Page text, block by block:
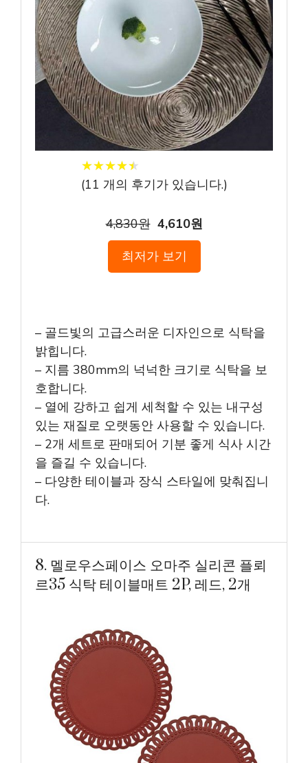
★★★★★
★★★★★
(11 개의 후기가 있습니다.)
4,830원 4,610원
최저가 보기
– 골드빛의 고급스러운 디자인으로 식탁을
밝힙니다.
– 지름 380mm의 넉넉한 크기로 식탁을 보
호합니다.
– 열에 강하고 쉽게 세척할 수 있는 내구성
있는 재질로 오랫동안 사용할 수 있습니다.
– 2개 세트로 판매되어 기분 좋게 식사 시간
을 즐길 수 있습니다.
– 다양한 테이블과 장식 스타일에 맞춰집니
다.
8. 멜로우스페이스 오마주 실리콘 플뢰
르35 식탁 테이블매트 2P, 레드, 2개